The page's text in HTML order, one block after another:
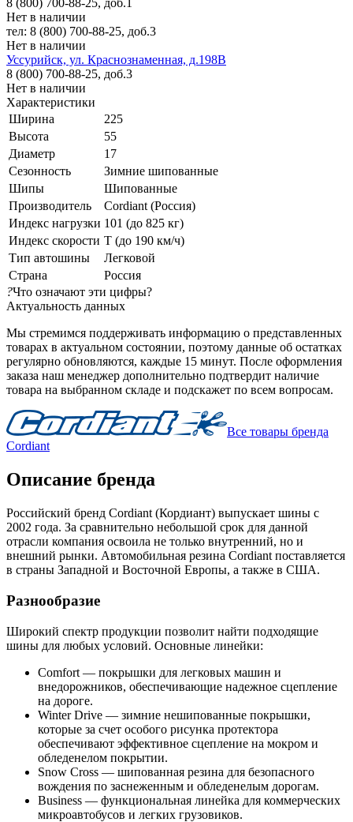
8 (800) 700-88-25, доб.1
Нет в наличии
тел: 8 (800) 700-88-25, доб.3
Нет в наличии
Уссурийск, ул. Краснознаменная, д.198В
8 (800) 700-88-25, доб.3
Нет в наличии
Характеристики
Ширина
225
Высота
55
Диаметр
17
Сезонность
Зимние шипованные
Шипы
Шипованные
Производитель
Cordiant (Россия)
Индекс нагрузки 101 (до 825 кг)
Индекс скорости T (до 190 км/ч)
Тип автошины
Легковой
Страна
Россия
?Что означают эти цифры?
Актуальность данных
Мы стремимся поддерживать информацию о представленных
товарах в актуальном состоянии, поэтому данные об остатках
регулярно обновляются, каждые 15 минут. После оформления
заказа наш менеджер дополнительно подтвердит наличие
товара на выбранном складе и подскажет по всем вопросам.
Все товары бренда
Cordiant
Описание бренда
Российский бренд Cordiant (Кордиант) выпускает шины с
2002 года. За сравнительно небольшой срок для данной
отрасли компания освоила не только внутренний, но и
внешний рынки. Автомобильная резина Cordiant поставляется
в страны Западной и Восточной Европы, а также в США.
Разнообразие
Широкий спектр продукции позволит найти подходящие
шины для любых условий. Основные линейки:
Comfort — покрышки для легковых машин и
внедорожников, обеспечивающие надежное сцепление
на дороге.
Winter Drive — зимние нешипованные покрышки,
которые за счет особого рисунка протектора
обеспечивают эффективное сцепление на мокром и
обледенелом покрытии.
Snow Cross — шипованная резина для безопасного
вождения по заснеженным и обледенелым дорогам.
Business — функциональная линейка для коммерческих
микроавтобусов и легких грузовиков.